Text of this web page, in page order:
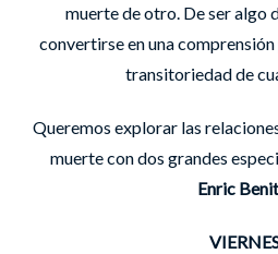
muerte de otro. De ser algo
convertirse en una
transitoriedad de
Queremos explorar las
muerte con dos grandes
Enric